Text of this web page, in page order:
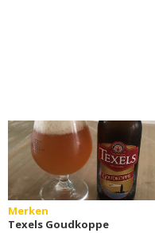
Merken
Texels Goudkoppe